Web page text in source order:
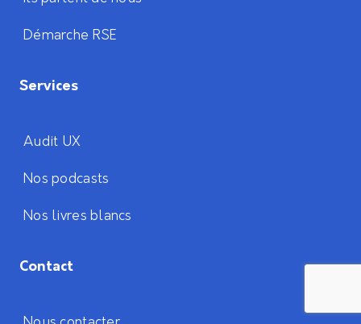
Démarche RSE
Services
Audit UX
Nos podcasts
Nos livres blancs
Contact